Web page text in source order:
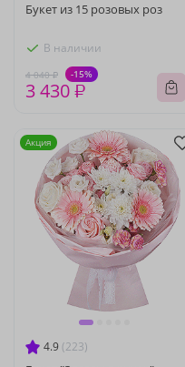
Букет из 15 розовых роз
В наличии
4 040 ₽ -15%
3 430 ₽
4.9 (223)
Акция